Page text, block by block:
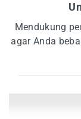
Mendukung
agar Anda